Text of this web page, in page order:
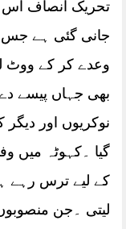
تحریک انصاف اس
جانی گئی ہے جس
وعدے کر کے ووٹ
بھی جہاں پیسے
نوکریوں اور دیگر
گیا ۔کہوٹہ میں
کے لیے ترس رہے
لیتی ۔جن